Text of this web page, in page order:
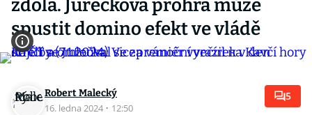
zdola. Jurečkova prohra může
spustit domino efekt ve vládě
Robert Malecký
16. ledna 2024 · 12:50
5